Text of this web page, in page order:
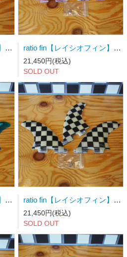
ratio fin【レイシオフィン】サーフボードフィン FCSⅡ用トライフィン CL 蛍光オレンジメッシュ ratio fin【レイシオフィン】サーフボードフィン FCSⅡ用トライフィン Mサイズ ペーズリー
21,450円(税込)
SOLD OUT
ratio fin【レイシオフィン】サーフボードフィン FCSⅡ用トライフィン Mサイズ ティントブルー ratio fin【レイシオフィン】サーフボードフィン FCSⅡ用トライフィン Mサイズ チェッカー
21,450円(税込)
SOLD OUT